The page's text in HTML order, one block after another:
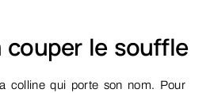
couper le souffle
colline qui porte son nom. Pour